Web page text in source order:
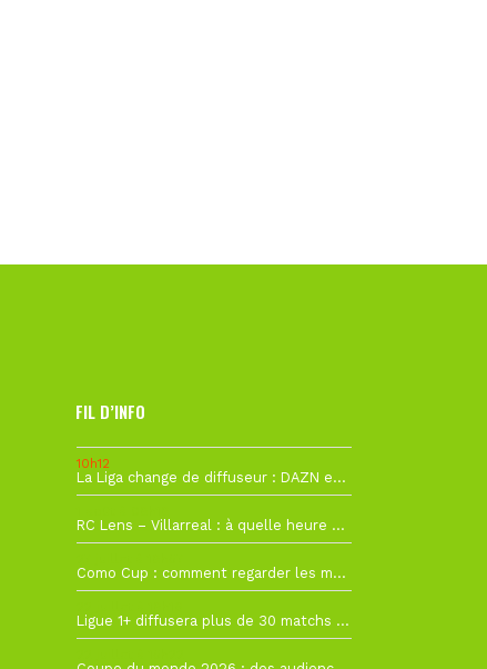
FIL D’INFO
10h12
La Liga change de diffuseur : DAZN et Disney+ remplacent beIN Sports !
RC Lens – Villarreal : à quelle heure et sur quelle chaîne voir la finale de la Como Cup ?
Como Cup : comment regarder les matchs du RC Lens en direct ?
Ligue 1+ diffusera plus de 30 matchs amicaux avant la reprise de la Ligue 1